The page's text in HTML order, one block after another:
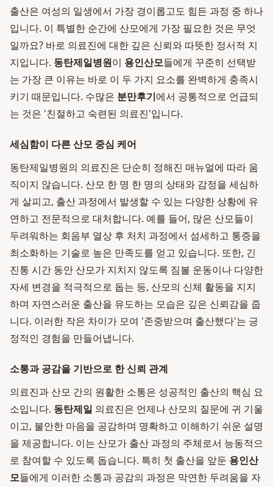
출산은 여성의 일생에서 가장 경이롭고도 힘든 과정 중 하나
입니다. 이 특별한 순간에 산모에게 가장 필요한 것은 무엇
일까요? 바로 의료진에 대한 깊은 신뢰와 따뜻한 정서적 지
지입니다. 동탄제일병원이 용인산모들에게 꾸준히 선택받
는 가장 큰 이유는 바로 이 두 가지 요소를 완벽하게 충족시
키기 때문입니다. 수많은 분만후기에서 공통적으로 언급되
는 것은 '친절하고 숙련된 의료진'입니다.
세심함이 다른 산모 중심 케어
동탄제일병원의 의료진은 단순히 정해진 매뉴얼에 따라 움
직이지 않습니다. 산모 한 명 한 명의 상태와 감정을 세심하
게 살피고, 출산 과정에서 발생할 수 있는 다양한 상황에 유
연하고 전문적으로 대처합니다. 예를 들어, 많은 산모들이
두려워하는 회음부 열상 후 처치 과정에서 섬세하고 통증을
최소화하는 기술로 높은 만족도를 얻고 있습니다. 또한, 긴
진통 시간 동안 산모가 지치지 않도록 짐볼 운동이나 다양한
자세 변경을 적극적으로 돕는 등, 산모의 신체 활동을 지지
하며 자연스러운 출산을 유도하는 모습은 깊은 신뢰감을 줍
니다. 이러한 작은 차이가 모여 '존중받으며 출산했다'는 긍
정적인 경험을 만들어냅니다.
소통과 공감을 기반으로 한 신뢰 관계
의료진과 산모 간의 원활한 소통은 성공적인 출산의 핵심 요
소입니다. 동탄제일 의료진은 언제나 산모의 질문에 귀 기울
이고, 불안한 마음을 공감하며 명확하고 이해하기 쉬운 설명
을 제공합니다. 이는 산모가 출산 과정의 주체로서 능동적으
로 참여할 수 있도록 돕습니다. 특히 첫 출산을 앞둔 용인산
모들에게 이러한 소통과 공감의 과정은 막연한 두려움을 자